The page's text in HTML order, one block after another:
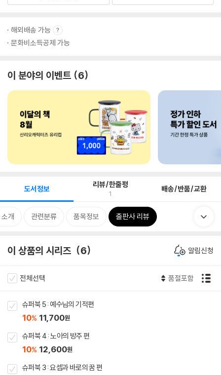
해외배송 가능
문화비소득공제 가능
이 분야의 이벤트 6
도서정보 리뷰/한줄평
1 배송/반품/교환
개 관련분류 품목정보 출판사 리뷰
이 상품의 시리즈 6 알림신청
전체선택 품절포함
슈퍼북 5 : 예수님의 기적편
10% 11,700원
슈퍼북 4 : 노아의 방주 편
10% 12,600원
슈퍼북 3 : 요셉과 바로의 꿈 편